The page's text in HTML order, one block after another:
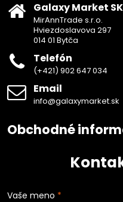
Galaxy Market
MirAnnTrade s.r.o.
Hviezdoslavova 297
014 01 Bytča
Telefón
(+421) 902 647 034
Email
info@galaxymarket.sk
Obchodné
Vaše meno *